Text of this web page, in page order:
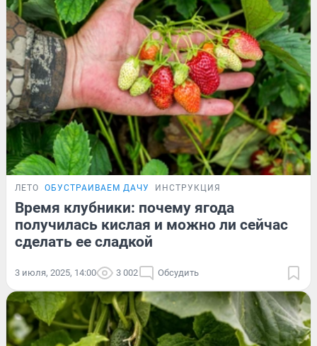
ЛЕТО ОБУСТРАИВАЕМ ДАЧУ ИНСТРУКЦИЯ
Время клубники: почему ягода
получилась кислая и можно ли сейчас
сделать ее сладкой
3 июля, 2025, 14:00 3 002 Обсудить